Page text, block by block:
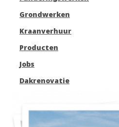
Grondwerken
Kraanverhuur
Producten
Jobs
Dakrenovatie